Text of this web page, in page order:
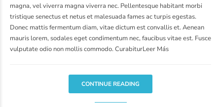
magna, vel viverra magna viverra nec. Pellentesque habitant morbi
tristique senectus et netus et malesuada fames ac turpis egestas.
Donec mattis fermentum diam, vitae dictum est convallis et. Aenean
mauris lorem, sodales eget condimentum nec, faucibus vitae est. Fusce
vulputate odio non mollis commodo. CurabiturLeer Más
CONTINUE READING